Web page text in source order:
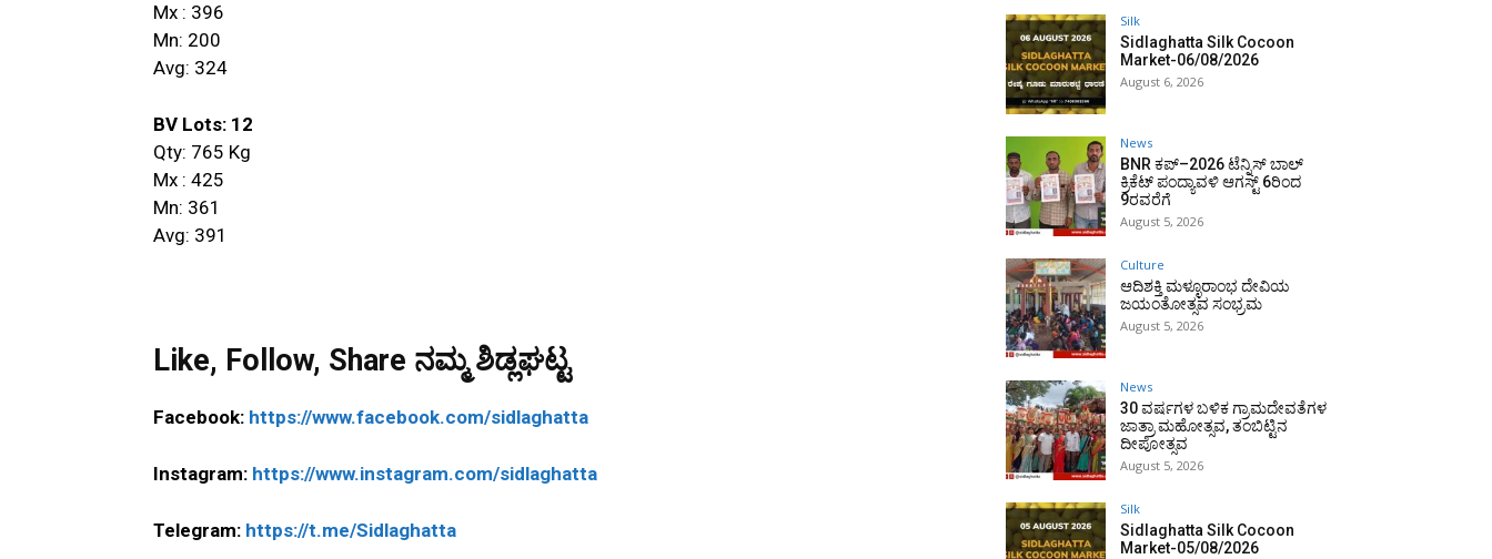
Mx : 396
Mn: 200
Avg: 324
BV Lots: 12
Qty: 765 Kg
Mx : 425
Mn: 361
Avg: 391
Like, Follow, Share ನಮ್ಮ ಶಿಡ್ಲಘಟ್ಟ
Facebook: https://www.facebook.com/sidlaghatta
Instagram: https://www.instagram.com/sidlaghatta
Telegram: https://t.me/Sidlaghatta
Silk
Sidlaghatta Silk Cocoon
Market-06/08/2026
August 6, 2026
News
BNR ಕಪ್–2026 ಟೆನ್ನಿಸ್ ಬಾಲ್
ಕ್ರಿಕೆಟ್ ಪಂದ್ಯಾವಳಿ ಆಗಸ್ಟ್ 6ರಿಂದ
9ರವರೆಗೆ
August 5, 2026
Culture
ಆದಿಶಕ್ತಿ ಮಳ್ಳೂರಾಂಭ ದೇವಿಯ
ಜಯಂತೋತ್ಸವ ಸಂಭ್ರಮ
August 5, 2026
News
30 ವರ್ಷಗಳ ಬಳಿಕ ಗ್ರಾಮದೇವತೆಗಳ
ಜಾತ್ರಾ ಮಹೋತ್ಸವ, ತಂಬಿಟ್ಟಿನ
ದೀಪೋತ್ಸವ
August 5, 2026
Silk
Sidlaghatta Silk Cocoon
Market-05/08/2026